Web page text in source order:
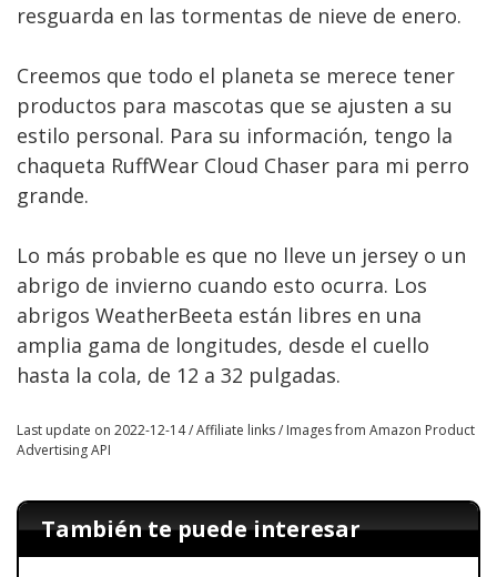
resguarda en las tormentas de nieve de enero.
Creemos que todo el planeta se merece tener
productos para mascotas que se ajusten a su
estilo personal. Para su información, tengo la
chaqueta RuffWear Cloud Chaser para mi perro
grande.
Lo más probable es que no lleve un jersey o un
abrigo de invierno cuando esto ocurra. Los
abrigos WeatherBeeta están libres en una
amplia gama de longitudes, desde el cuello
hasta la cola, de 12 a 32 pulgadas.
Last update on 2022-12-14 / Affiliate links / Images from Amazon Product
Advertising API
También te puede interesar